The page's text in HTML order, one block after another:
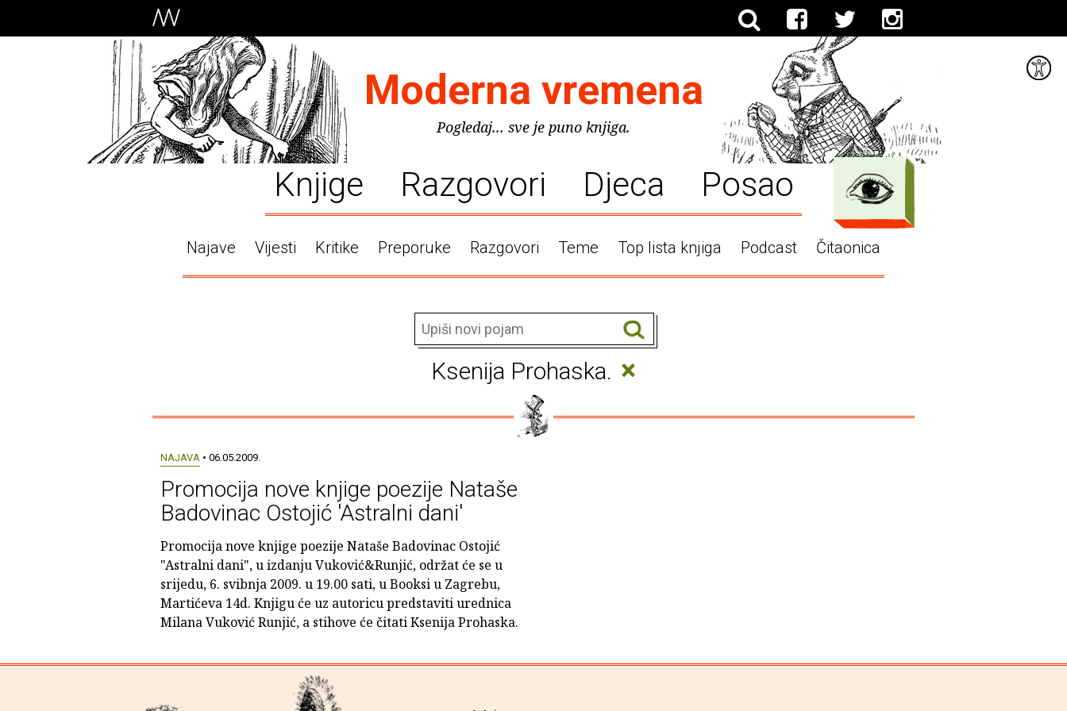
Moderna vremena
Pogledaj... sve je puno knjiga.
Knjige Razgovori Djeca Posao
Najave Vijesti Kritike Preporuke Razgovori Teme Top lista knjiga Podcast Čitaonica
Ksenija Prohaska. ×
NAJAVA• 06.05.2009.
Promocija nove knjige poezije Nataše
Badovinac Ostojić 'Astralni dani'
Promocija nove knjige poezije Nataše Badovinac Ostojić
"Astralni dani", u izdanju Vuković&Runjić, održat će se u
srijedu, 6. svibnja 2009. u 19.00 sati, u Booksi u Zagrebu,
Martićeva 14d. Knjigu će uz autoricu predstaviti urednica
Milana Vuković Runjić, a stihove će čitati Ksenija Prohaska.